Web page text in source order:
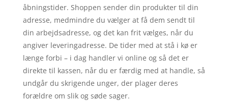
åbningstider. Shoppen sender din produkter til din
adresse, medmindre du vælger at få dem sendt til
din arbejdsadresse, og det kan frit vælges, når du
angiver leveringadresse. De tider med at stå i kø er
længe forbi – i dag handler vi online og så det er
direkte til kassen, når du er færdig med at handle, så
undgår du skrigende unger, der plager deres
forældre om slik og søde sager.